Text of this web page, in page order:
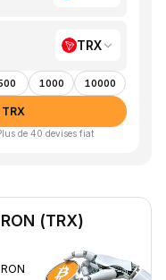
TRX
1000 10000
de 40 devises fiat
(TRX)